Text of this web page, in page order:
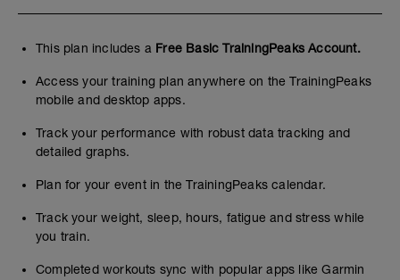
This plan includes a Free Basic TrainingPeaks Account.
Access your training plan anywhere on the TrainingPeaks
mobile and desktop apps.
Track your performance with robust data tracking and
detailed graphs.
Plan for your event in the TrainingPeaks calendar.
Track your weight, sleep, hours, fatigue and stress while
you train.
Completed workouts sync with popular apps like Garmin